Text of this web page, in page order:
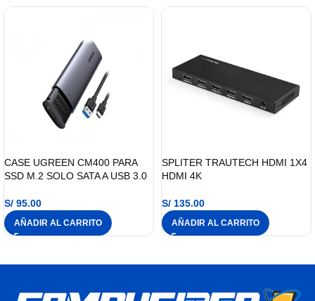
CASE UGREEN CM400 PARA
SSD M.2 SOLO SATA A USB 3.0
S/ 95.00
AÑADIR AL CARRITO
SPLITER TRAUTECH HDMI 1X4
HDMI 4K
S/ 135.00
AÑADIR AL CARRITO